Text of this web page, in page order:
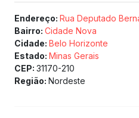
Endereço: Rua Deputado
Bairro: Cidade Nova
Cidade: Belo Horizonte
Estado: Minas Gerais
CEP: 31170-210
Região: Nordeste